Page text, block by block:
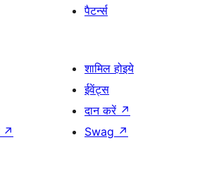
पैटर्न्स
↗
शामिल होइये
ईवेंट्स
दान करें ↗
Swag ↗